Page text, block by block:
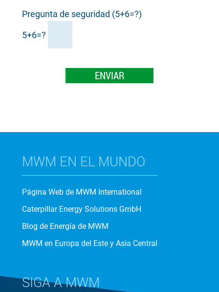
Pregunta de seguridad (5+6=?)
5+6=?
MWM EN EL MUNDO
Página Web de MWM International
Caterpillar Energy Solutions GmbH
Blog de Energía de MWM
MWM en Europa del Este y Asia Central
SIGA A MWM